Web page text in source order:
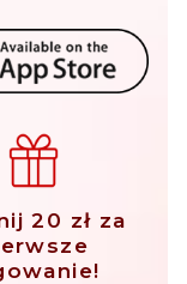
20 zł za